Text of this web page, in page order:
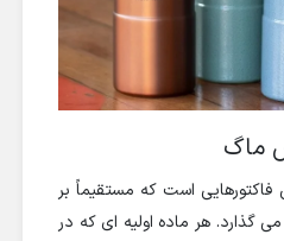
ماگ
است که مستقیماً بر
گذارد. هر ماده اولیه ای که در